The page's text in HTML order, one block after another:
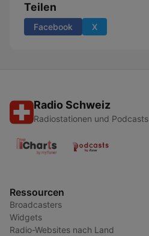
Teilen
Facebook X
Radio Schweiz
Radiostationen und Podcasts
Ressourcen
Broadcasters
Widgets
Radio-Websites nach Land